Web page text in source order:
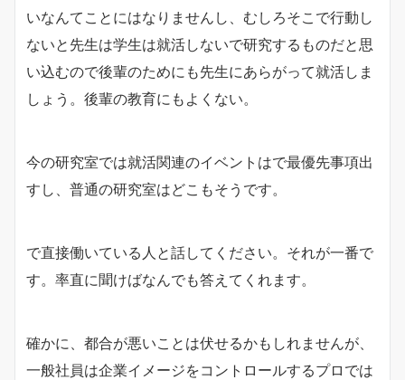
いなんてことにはなりませんし、むしろそこで行動し
ないと先生は学生は就活しないで研究するものだと思
い込むので後輩のためにも先生にあらがって就活しま
しょう。後輩の教育にもよくない。
今の研究室では就活関連のイベントはで最優先事項出
すし、普通の研究室はどこもそうです。
で直接働いている人と話してください。それが一番で
す。率直に聞けばなんでも答えてくれます。
確かに、都合が悪いことは伏せるかもしれませんが、
一般社員は企業イメージをコントロールするプロでは